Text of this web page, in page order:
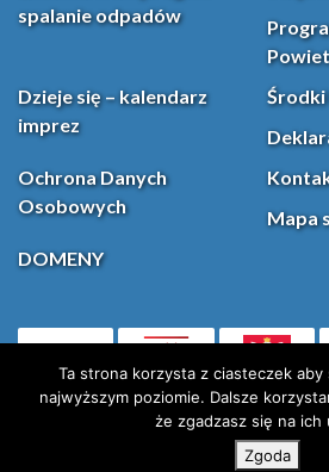
spalanie odpadów
Dzieje się – kalendarz
imprez
Środki
Ochrona Danych
Osobowych
Mapa
DOMENY
(otwiera się w
X (Twitter)
Ta strona korzysta z ciasteczek aby
najwyższym poziomie. Dalsze
że zgadzasz się na ich
Zgoda